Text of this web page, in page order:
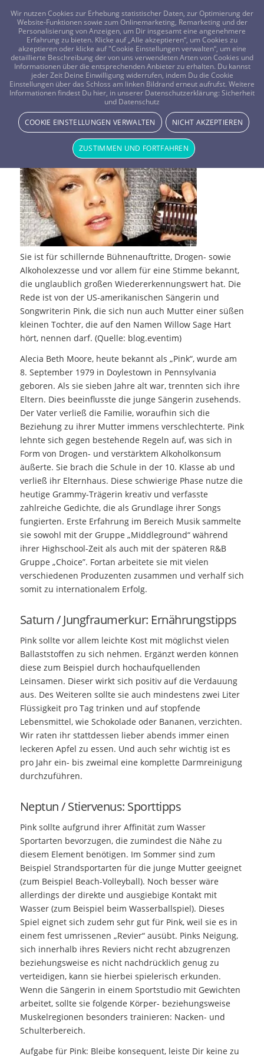
FRAGEN? KOSTENLOS ANRUFEN: 0800-8478266
Pink
KLATSCH & TRATSCH HOROSKOPE
Sie ist für schillernde Bühnenauftritte, Drogen- sowie
Alkoholexzesse und vor allem für eine Stimme bekannt,
die unglaublich großen Wiedererkennungswert hat. Die
Rede ist von der US-amerikanischen Sängerin und
Songwriterin Pink, die sich nun auch Mutter einer süßen
kleinen Tochter, die auf den Namen Willow Sage Hart
hört, nennen darf. (Quelle: blog.eventim)
Alecia Beth Moore, heute bekannt als „Pink“, wurde am
8. September 1979 in Doylestown in Pennsylvania
geboren. Als sie sieben Jahre alt war, trennten sich ihre
Eltern. Dies beeinflusste die junge Sängerin zusehends.
Der Vater verließ die Familie, woraufhin sich die
Beziehung zu ihrer Mutter immens verschlechterte. Pink
lehnte sich gegen bestehende Regeln auf, was sich in
Form von Drogen- und verstärktem Alkoholkonsum
äußerte. Sie brach die Schule in der 10. Klasse ab und
verließ ihr Elternhaus. Diese schwierige Phase nutze die
heutige Grammy-Trägerin kreativ und verfasste
zahlreiche Gedichte, die als Grundlage ihrer Songs
fungierten. Erste Erfahrung im Bereich Musik sammelte
sie sowohl mit der Gruppe „Middleground“ während
ihrer Highschool-Zeit als auch mit der späteren R&B
Gruppe „Choice”. Fortan arbeitete sie mit vielen
verschiedenen Produzenten zusammen und verhalf sich
somit zu internationalem Erfolg.
Saturn / Jungfraumerkur: Ernährungstipps
Pink sollte vor allem leichte Kost mit möglichst vielen
Ballaststoffen zu sich nehmen. Ergänzt werden können
diese zum Beispiel durch hochaufquellenden
Leinsamen. Dieser wirkt sich positiv auf die Verdauung
aus. Des Weiteren sollte sie auch mindestens zwei Liter
Flüssigkeit pro Tag trinken und auf stopfende
Lebensmittel, wie Schokolade oder Bananen, verzichten.
Wir raten ihr stattdessen lieber abends immer einen
leckeren Apfel zu essen. Und auch sehr wichtig ist es
pro Jahr ein- bis zweimal eine komplette Darmreinigung
durchzuführen.
Neptun / Stiervenus: Sporttipps
Pink sollte aufgrund ihrer Affinität zum Wasser
Sportarten bevorzugen, die zumindest die Nähe zu
diesem Element benötigen. Im Sommer sind zum
Beispiel Strandsportarten für die junge Mutter geeignet
(zum Beispiel Beach-Volleyball). Noch besser wäre
allerdings der direkte und ausgiebige Kontakt mit
Wasser (zum Beispiel beim Wasserballspiel). Dieses
Spiel eignet sich zudem sehr gut für Pink, weil sie es in
einem fest umrissenen „Revier“ ausübt. Pinks Neigung,
sich innerhalb ihres Reviers nicht recht abzugrenzen
beziehungsweise es nicht nachdrücklich genug zu
verteidigen, kann sie hierbei spielerisch erkunden.
Wenn die Sängerin in einem Sportstudio mit Gewichten
arbeitet, sollte sie folgende Körper- beziehungsweise
Muskelregionen besonders trainieren: Nacken- und
Schulterbereich.
Aufgabe für Pink: Bleibe konsequent, leiste Dir keine zu
Wir nutzen Cookies zur Erhebung statistischer Daten, zur Optimierung der
Website-Funktionen sowie zum Onlinemarketing, Remarketing und der
Personalisierung von Anzeigen, um Dir insgesamt eine angenehmere
Erfahrung zu bieten. Klicke auf „Alle akzeptieren“, um Cookies zu
akzeptieren oder klicke auf "Cookie Einstellungen verwalten“, um eine
detaillierte Beschreibung der von uns verwendeten Arten von Cookies und
Informationen über die entsprechenden Anbieter zu erhalten. Du kannst
jeder Zeit Deine Einwilligung widerrufen, indem Du die Cookie
Einstellungen über das Schloss am linken Bildrand erneut aufrufst. Weitere
Informationen findest Du hier, in unserer Datenschutzerklärung: Sicherheit
und Datenschutz
COOKIE EINSTELLUNGEN VERWALTEN NICHT AKZEPTIEREN
ZUSTIMMEN UND FORTFAHREN